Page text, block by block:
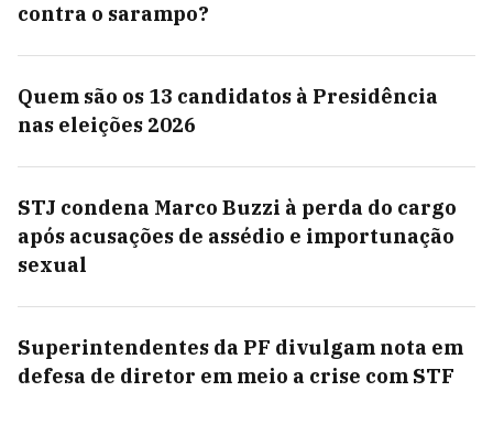
contra o sarampo?
Quem são os 13 candidatos à Presidência
nas eleições 2026
STJ condena Marco Buzzi à perda do cargo
após acusações de assédio e importunação
sexual
Superintendentes da PF divulgam nota em
defesa de diretor em meio a crise com STF